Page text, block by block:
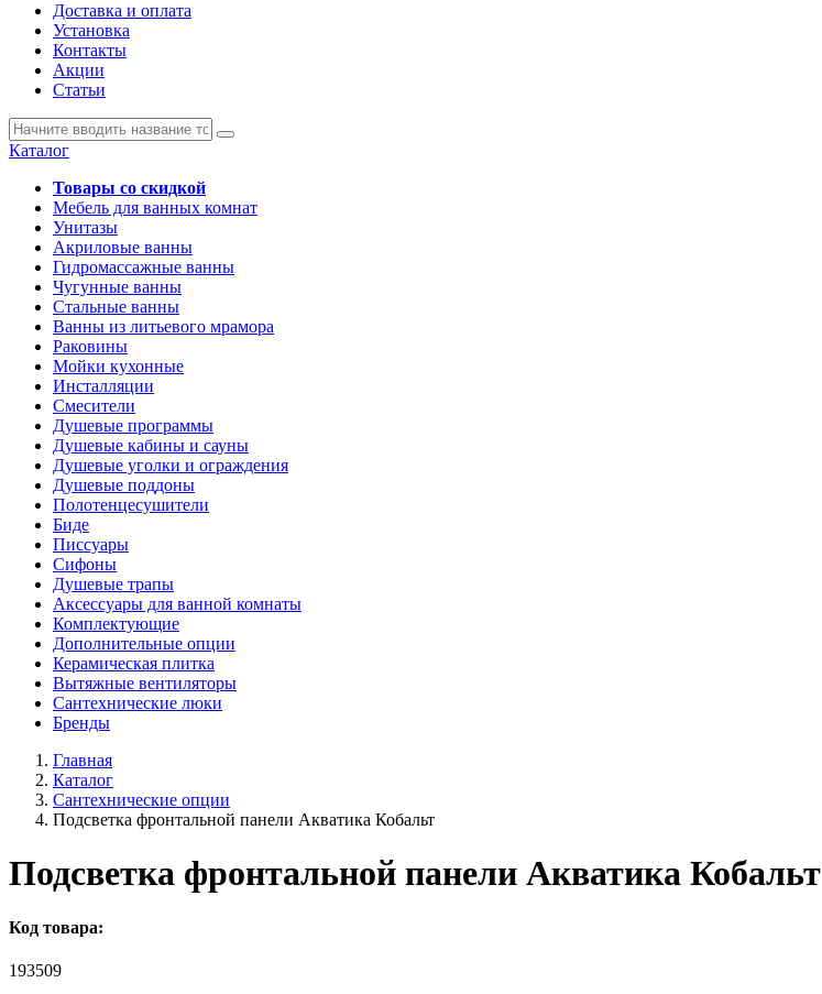
Доставка и оплата
Установка
Контакты
Акции
Статьи
Каталог
Товары со скидкой
Мебель для ванных комнат
Унитазы
Акриловые ванны
Гидромассажные ванны
Чугунные ванны
Стальные ванны
Ванны из литьевого мрамора
Раковины
Мойки кухонные
Инсталляции
Смесители
Душевые программы
Душевые кабины и сауны
Душевые уголки и ограждения
Душевые поддоны
Полотенцесушители
Биде
Писсуары
Сифоны
Душевые трапы
Аксессуары для ванной комнаты
Комплектующие
Дополнительные опции
Керамическая плитка
Вытяжные вентиляторы
Сантехнические люки
Бренды
Главная
Каталог
Сантехнические опции
Подсветка фронтальной панели Акватика Кобальт
Подсветка фронтальной панели Акватика Кобальт
Код товара:
193509